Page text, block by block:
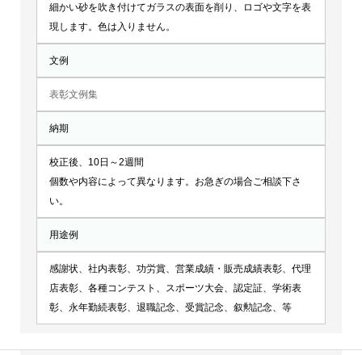
細かい砂を吹き付けてガラスの表面を削り、ロゴや文字を表
現します。色は入りません。
文例
表彰文例集
納期
校正後、10日～2週間
個数や内容によって異なります。お急ぎの場合ご相談下さ
い。
用途例
感謝状、社内表彰、功労賞、営業成績・販売成績表彰、代理
店表彰、各種コンテスト、スポーツ大会、認定証、学術表
彰、永年勤続表彰、退職記念、受賞記念、叙勲記念、等